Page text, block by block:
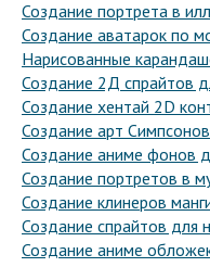
Создание портрета в
Создание аватарок по
Нарисованные
Создание 2Д спрайтов
Создание хентай 2D
Создание арт Симпсонов
Создание аниме фонов
Создание портретов в
Создание клинеров
Создание спрайтов для
Создание аниме